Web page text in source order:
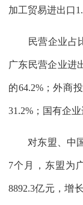
加工贸易进出口
民营企业占比
广东民营企业进
的64.2%；外商
31.2%；国有企业
对东盟、中国
7个月，东盟为
8892.3亿元，增